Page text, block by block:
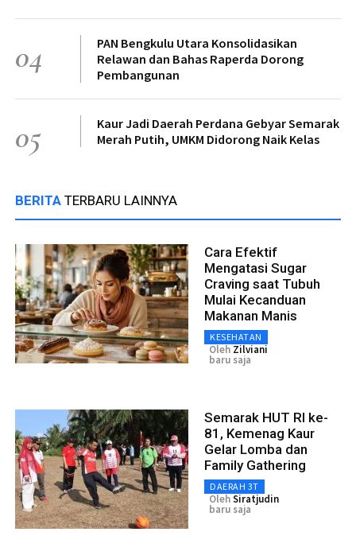
04
PAN Bengkulu Utara Konsolidasikan
Relawan dan Bahas Raperda Dorong
Pembangunan
05
Kaur Jadi Daerah Perdana Gebyar Semarak
Merah Putih, UMKM Didorong Naik Kelas
BERITA TERBARU LAINNYA
Cara Efektif
Mengatasi Sugar
Craving saat Tubuh
Mulai Kecanduan
Makanan Manis
KESEHATAN
Oleh Zilviani
baru saja
Semarak HUT RI ke-
81, Kemenag Kaur
Gelar Lomba dan
Family Gathering
DAERAH 3T
OlehSiratjudin
baru saja